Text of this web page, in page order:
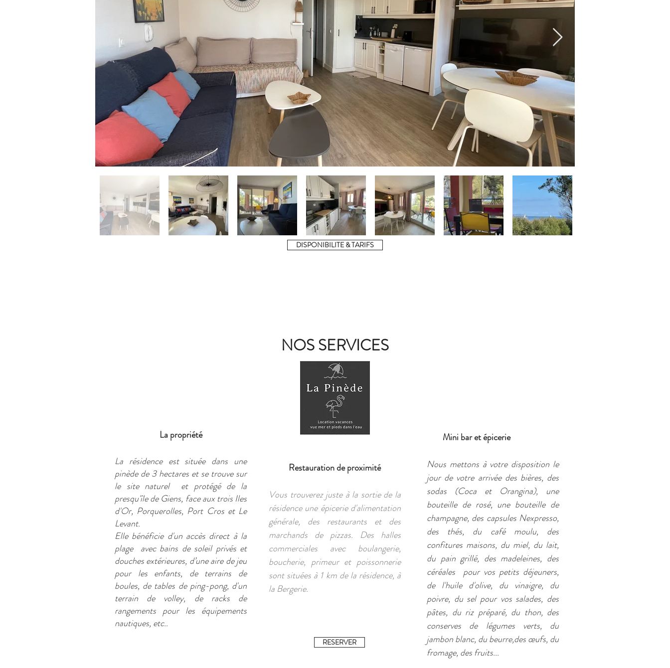
DISPONIBILITE & TARIFS
NOS SERVICES
La propriété
La résidence est située dans une
pinède de 3 hectares et se trouve sur
le site naturel et protégé de la
presqu'île de Giens, face aux trois Iles
d'Or, Porquerolles, Port Cros et Le
Levant.
Elle bénéficie d'un accès direct à la
plage avec bains de soleil privés et
douches extérieures, d’une aire de jeu
pour les enfants, de terrains de
boules, de tables de ping-pong, d'un
terrain de volley, de racks de
rangements pour les équipements
nautiques, etc..
Restauration de proximité
Vous trouverez juste à la sortie de la
résidence une épicerie d'alimentation
générale, des restaurants et des
marchands de pizzas. Des halles
commerciales avec boulangerie,
boucherie, primeur et poissonnerie
sont situées à 1 km de la résidence, à
la Bergerie.
RESERVER
Mini bar et épicerie
Nous mettons à votre disposition le
jour de votre arrivée des bières, des
sodas (Coca et Orangina), une
bouteille de rosé, une bouteille de
champagne, des capsules Nexpresso,
des thés, du café moulu, des
confitures maisons, du miel, du lait,
du pain grillé, des madeleines, des
céréales pour vos petits déjeuners,
de l'huile d'olive, du vinaigre, du
poivre, du sel pour vos salades, des
pâtes, du riz préparé, du thon, des
conserves de légumes verts, du
jambon blanc, du beurre,des œufs, du
fromage, des fruits...